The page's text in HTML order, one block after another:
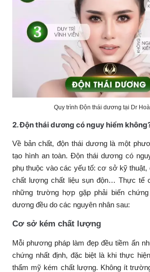
Quy trình Độn thái dương tại Dr
2. Độn thái dương có nguy hiểm
Về bản chất, độn thái dương là một
tạo hình an toàn. Độn thái dương có
phụ thuộc vào các yếu tố: cơ sở kỹ thuật,
chất lượng chất liệu sụn độn… Thực tế
những trường hợp gặp phải biến
dương đều do các nguyên nhân sau:
Cơ sở kém chất lượng
Mỗi phương pháp làm đẹp đều tiềm ẩn
chứng nhất định, đặc biệt là khi thực
thẩm mỹ kém chất lượng. Không ít